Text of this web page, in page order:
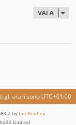
VAI A
gli orari sono UTC+01:00
by Ian Bradley
Limited